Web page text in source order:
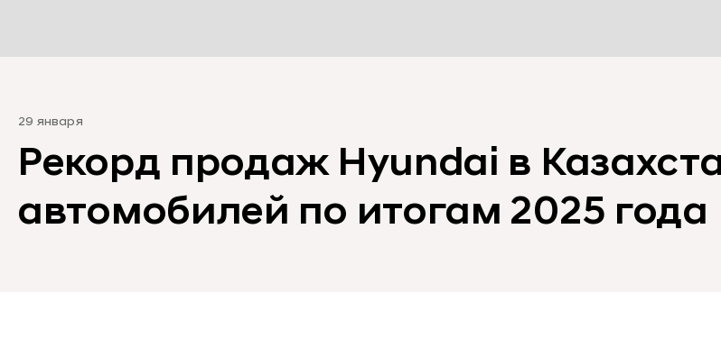
29 января
Рекорд продаж Hyundai в
автомобилей по итогам 2025 года